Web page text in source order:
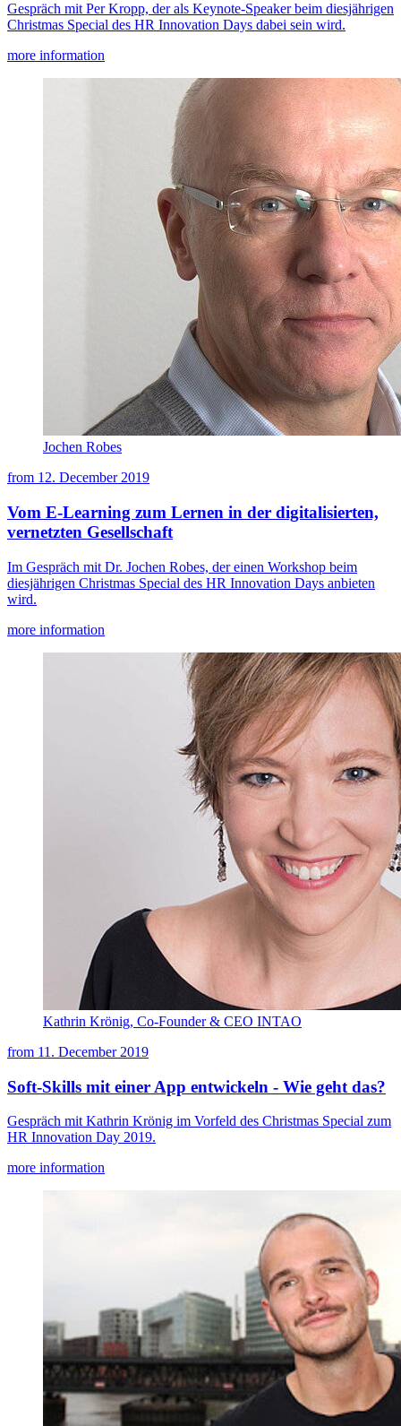
Gespräch mit Per Kropp, der als Keynote-Speaker beim diesjährigen
Christmas Special des HR Innovation Days dabei sein wird.
more information
Jochen Robes
from 12. December 2019
Vom E-Learning zum Lernen in der digitalisierten,
vernetzten Gesellschaft
Im Gespräch mit Dr. Jochen Robes, der einen Workshop beim
diesjährigen Christmas Special des HR Innovation Days anbieten
wird.
more information
Kathrin Krönig, Co-Founder & CEO INTAO
from 11. December 2019
Soft-Skills mit einer App entwickeln - Wie geht das?
Gespräch mit Kathrin Krönig im Vorfeld des Christmas Special zum
HR Innovation Day 2019.
more information